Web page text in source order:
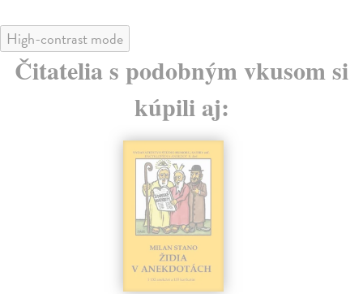
High-contrast mode
Čitatelia s podobným vkusom si
kúpili aj: